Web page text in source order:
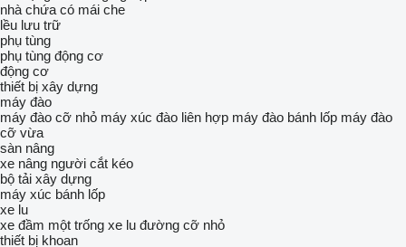
nhà chứa có mái che
lều lưu trữ
phụ tùng
phụ tùng động cơ
động cơ
thiết bị xây dựng
máy đào
máy đào cỡ nhỏ máy xúc đào liên hợp máy đào bánh lốp máy đào
cỡ vừa
sàn nâng
xe nâng người cắt kéo
bộ tải xây dựng
máy xúc bánh lốp
xe lu
xe đầm một trống xe lu đường cỡ nhỏ
thiết bị khoan